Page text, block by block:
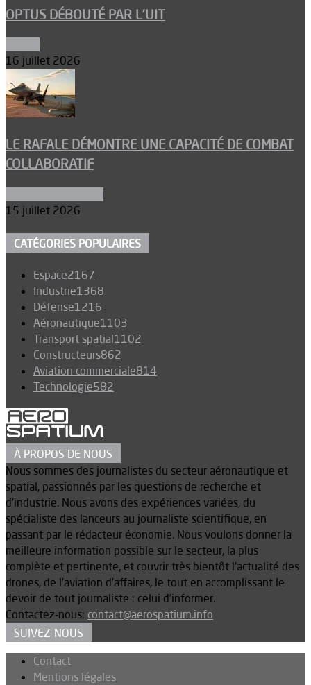
OPTUS DÉBOUTÉ PAR L’UIT
16 juillet 2026
LE RAFALE DÉMONTRE UNE CAPACITÉ DE COMBAT
COLLABORATIF
15 juillet 2026
CATÉGORIES POPULAIRES
Espace2167
Industrie1368
Défense1216
Aéronautique1103
Transport spatial1102
Constructeurs862
Aviation commerciale814
Technologie582
À PROPOS DE NOUS
Nous sommes des journalistes du secteur aéronautique et
spatial, passionnés par les questions de recherche et
d’industrie. Nous avons des expériences variées, du
spécialiste des lanceurs au journaliste scientifique, en
passant par le rédacteur économie. Nous voulons donner la
meilleure information possible sur le secteur, la plus
complète et pertinente, et couvrir très bientôt l’actualité des
drones, de l’aviation d’affaires, le tout en accomplissant le
devoir de tout journaliste : celui d’informer.
Contactez-nous: contact@aerospatium.info
SUIVEZ-NOUS
Contact
Mentions légales